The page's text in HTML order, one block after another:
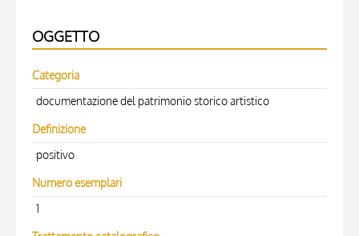
OGGETTO
Categoria
documentazione del patrimonio storico artistico
Definizione
positivo
Numero esemplari
1